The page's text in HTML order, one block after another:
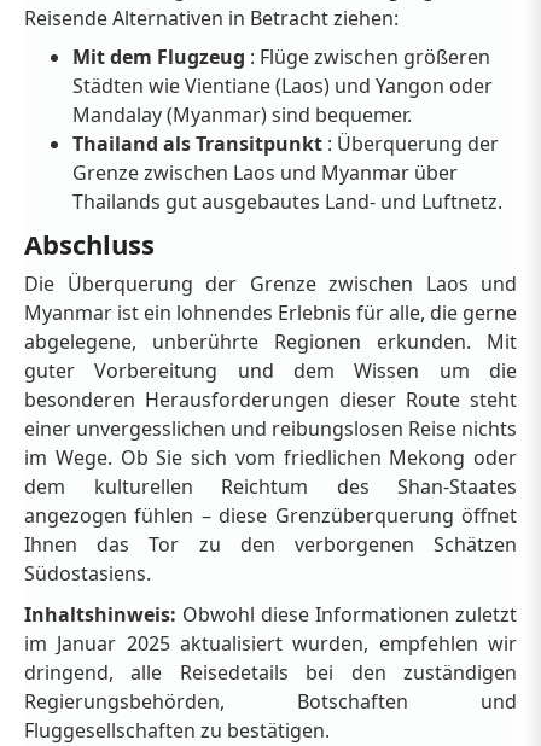
Reisende Alternativen in Betracht ziehen:
Mit dem Flugzeug : Flüge zwischen größeren
Städten wie Vientiane (Laos) und Yangon oder
Mandalay (Myanmar) sind bequemer.
Thailand als Transitpunkt : Überquerung der
Grenze zwischen Laos und Myanmar über
Thailands gut ausgebautes Land- und Luftnetz.
Abschluss
Die Überquerung der Grenze zwischen Laos und
Myanmar ist ein lohnendes Erlebnis für alle, die gerne
abgelegene, unberührte Regionen erkunden. Mit
guter Vorbereitung und dem Wissen um die
besonderen Herausforderungen dieser Route steht
einer unvergesslichen und reibungslosen Reise nichts
im Wege. Ob Sie sich vom friedlichen Mekong oder
dem kulturellen Reichtum des Shan-Staates
angezogen fühlen – diese Grenzüberquerung öffnet
Ihnen das Tor zu den verborgenen Schätzen
Südostasiens.
Inhaltshinweis: Obwohl diese Informationen zuletzt
im Januar 2025 aktualisiert wurden, empfehlen wir
dringend, alle Reisedetails bei den zuständigen
Regierungsbehörden, Botschaften und
Fluggesellschaften zu bestätigen.